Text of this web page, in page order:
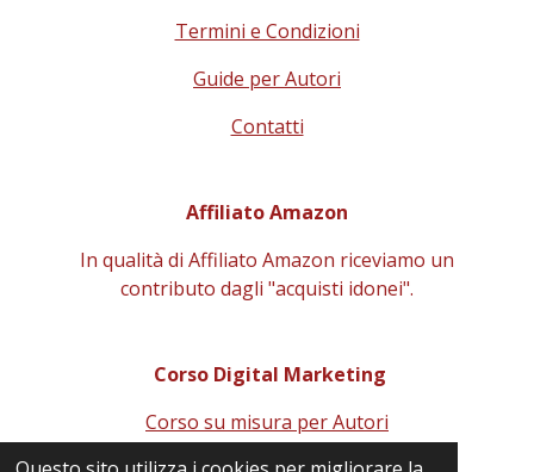
Termini e Condizioni
Guide per Autori
Contatti
Affiliato Amazon
In qualità di Affiliato Amazon riceviamo un
contributo dagli "acquisti idonei".
Corso Digital Marketing
Corso su misura per Autori